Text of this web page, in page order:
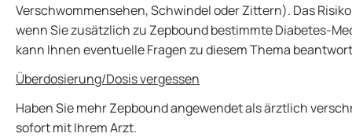
Verschwommensehen, Schwindel oder Zittern). Das
wenn Sie zusätzlich zu Zepbound bestimmte Diabetes-
kann Ihnen eventuelle Fragen zu diesem Thema
Überdosierung/Dosis vergessen
Haben Sie mehr Zepbound angewendet als ärztlich
sofort mit Ihrem Arzt.